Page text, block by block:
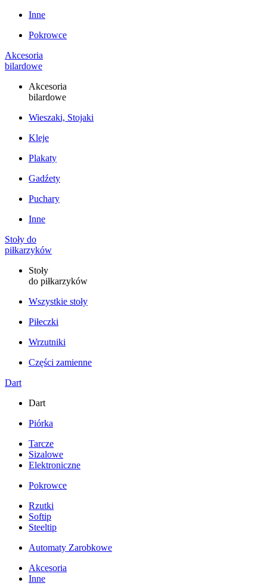
Inne
Pokrowce
Akcesoria
bilardowe
Akcesoria
bilardowe
Wieszaki, Stojaki
Kleje
Plakaty
Gadźety
Puchary
Inne
Stoły do
piłkarzyków
Stoły
do piłkarzyków
Wszystkie stoły
Piłeczki
Wrzutniki
Części zamienne
Dart
Dart
Piórka
Tarcze
Sizalowe
Elektroniczne
Pokrowce
Rzutki
Softip
Steeltip
Automaty Zarobkowe
Akcesoria
Inne